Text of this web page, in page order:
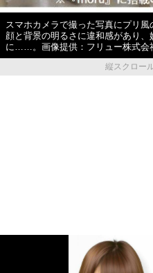
スマホカメラで撮った写真にプリ風
顔と背景の明るさに違和感があり、
に……。画像提供：フリュー株式会
縦スクロー